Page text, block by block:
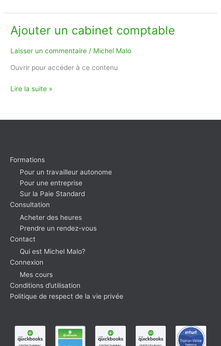
Ajouter un cabinet comptable
Laisser un commentaire / Michel Malo
Ouvrir pour accéder à ce contenu
Ajouter
un
cabinet
Lire la suite »
Formations
Pour un travailleur autonome
Pour une entreprise
Sur la Paie Standard
Consultation
Acheter des heures
Prendre un rendez-vous
Contact
Qui est Michel Malo?
Connexion
Mes cours
Conditions d’utilisation
Politique de respect de la vie privée
facebooklinkedin